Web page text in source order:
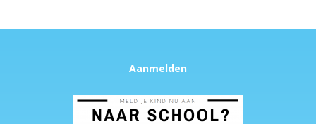
Aanmelden